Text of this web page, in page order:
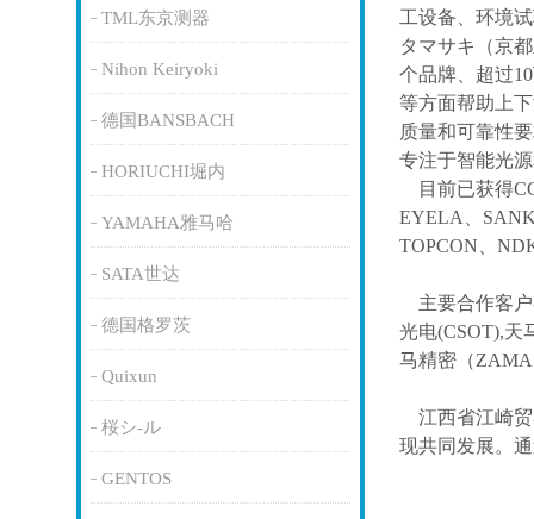
TML东京测器
Nihon Keiryoki
德国BANSBACH
HORIUCHI堀内
YAMAHA雅马哈
SATA世达
德国格罗茨
Quixun
桜シ-ル
GENTOS
工设备、环境
タマサキ（京
个品牌、超过
等方面帮助上
质量和可靠性
专注于智能光
目前已获得
EYELA、
TOPCON、
主要合作客
光电(CSOT),天
马精密（
江西省江崎
现共同发展。